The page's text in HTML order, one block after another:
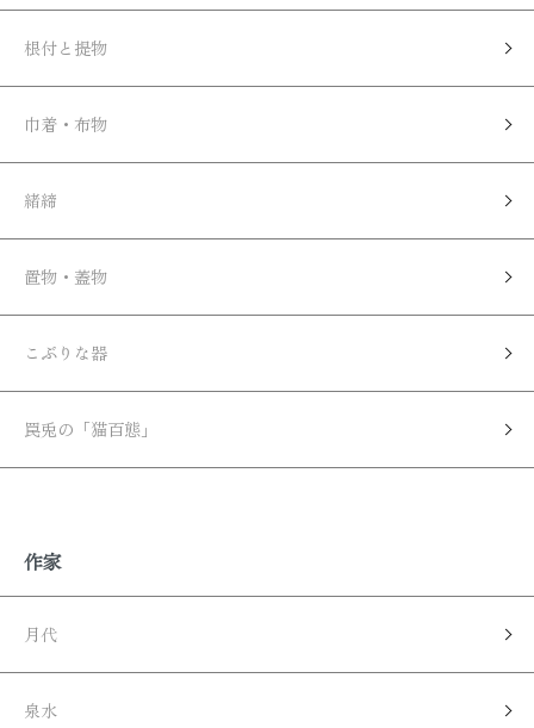
根付と提物
巾着・布物
緒締
置物・蓋物
こぶりな器
罠兎の「猫百態」
作家
月代
泉水